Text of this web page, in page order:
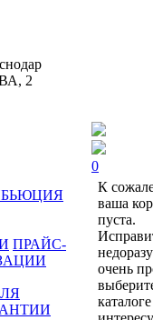
2
ПРАЙС-
0
К
ваша
пуста.
очень
каталоге